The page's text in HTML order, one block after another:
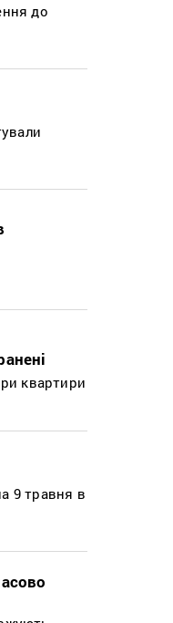
до
квартири
9 травня в